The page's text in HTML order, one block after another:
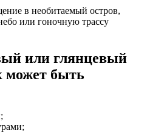
в необитаемый остров,
или гоночную трассу
или глянцевый
может быть